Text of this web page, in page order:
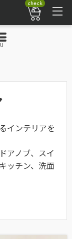
check
インテリアを
アノブ、スイ
ッチン、洗面